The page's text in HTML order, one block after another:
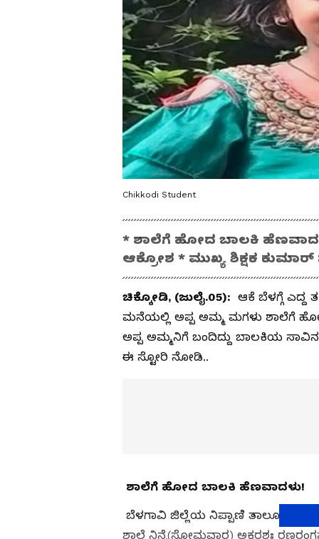
Chikkodi Student
* ಶಾಲೆಗೆ ಹೋದ ಬಾಲಕಿ
ಆಕ್ರೋಶ * ಮುಖ್ಯ ಶಿಕ್ಷಕ
ಚಿಕ್ಕೋಡಿ, (ಜುಲೈ.05): ಆಕೆ ಬೆಳಗ್ಗೆ ಎದ್ದ
ಮನೆಯಲ್ಲಿ ಅಪ್ಪ ಅಮ್ಮ ಮಗಳು ಶಾಲೆಗೆ
ಅಪ್ಪ ಅಮ್ಮನಿಗೆ ಬಂದಿದ್ದು ಬಾಲಕಿಯ
ಈ ಸ್ಟೋರಿ ನೋಡಿ..
ಶಾಲೆಗೆ ಹೋದ ಬಾಲಕಿ ಹೆಣವಾದಳು!
ಬೆಳಗಾವಿ ಜಿಲ್ಲೆಯ ನಿಪ್ಪಾಣಿ ತಾಲೂಕಿನ
ಶಾಲೆ ನಿನ್ನೆ(ಸೋಮವಾರ) ಅಕ್ಷರಶಃ